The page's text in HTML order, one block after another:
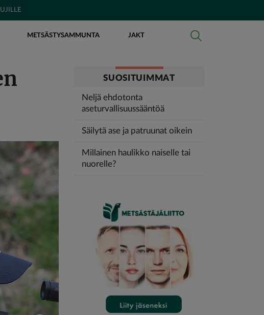
METSÄSTYSAMMUNTA JAKT
SUOSITUIMMAT
Neljä ehdotonta
aseturvallisuussääntöä
Säilytä ase ja patruunat oikein
Millainen haulikko naiselle tai
nuorelle?